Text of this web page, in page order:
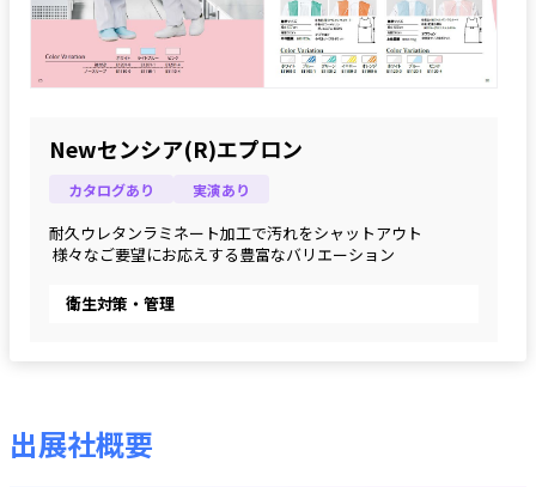
Newセンシア(R)エプロン
カタログあり 実演あり
耐久ウレタンラミネート加工で汚れをシャットアウト
様々なご要望にお応えする豊富なバリエーション
衛生対策・管理
出展社概要